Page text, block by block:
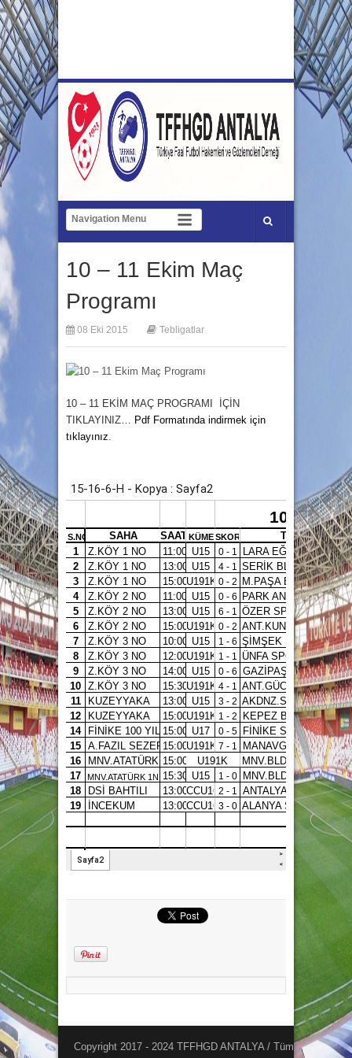
10 – 11 Ekim Maç
Programı
08 Eki 2015 Tebligatlar
10 – 11 EKİM MAÇ PROGRAMI
İÇİN
TIKLAYINIZ… Pdf Formatında indirmek için
tıklayınız.
Copyright 2017 - 2024 TFFHGD ANTALYA / Tüm